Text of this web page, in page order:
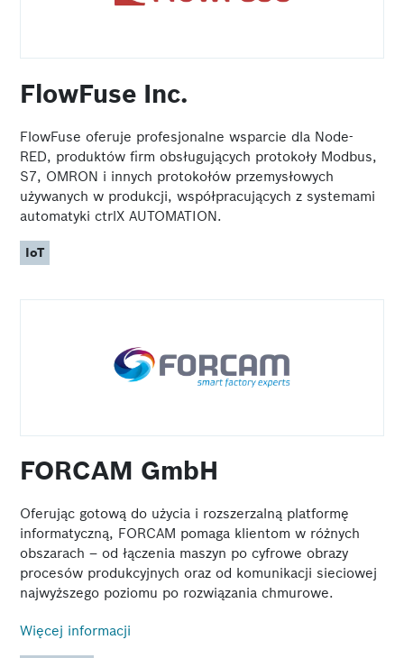
FlowFuse Inc.
FlowFuse oferuje profesjonalne wsparcie dla Node-
RED, produktów firm obsługujących protokoły Modbus,
S7, OMRON i innych protokołów przemysłowych
używanych w produkcji, współpracujących z systemami
automatyki ctrlX AUTOMATION.
IoT
FORCAM GmbH
Oferując gotową do użycia i rozszerzalną platformę
informatyczną, FORCAM pomaga klientom w różnych
obszarach – od łączenia maszyn po cyfrowe obrazy
procesów produkcyjnych oraz od komunikacji sieciowej
najwyższego poziomu po rozwiązania chmurowe.
Więcej informacji